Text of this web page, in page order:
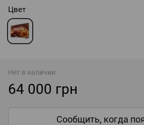
Цвет
Нет в наличии
64 000 грн
Сообщить, когда